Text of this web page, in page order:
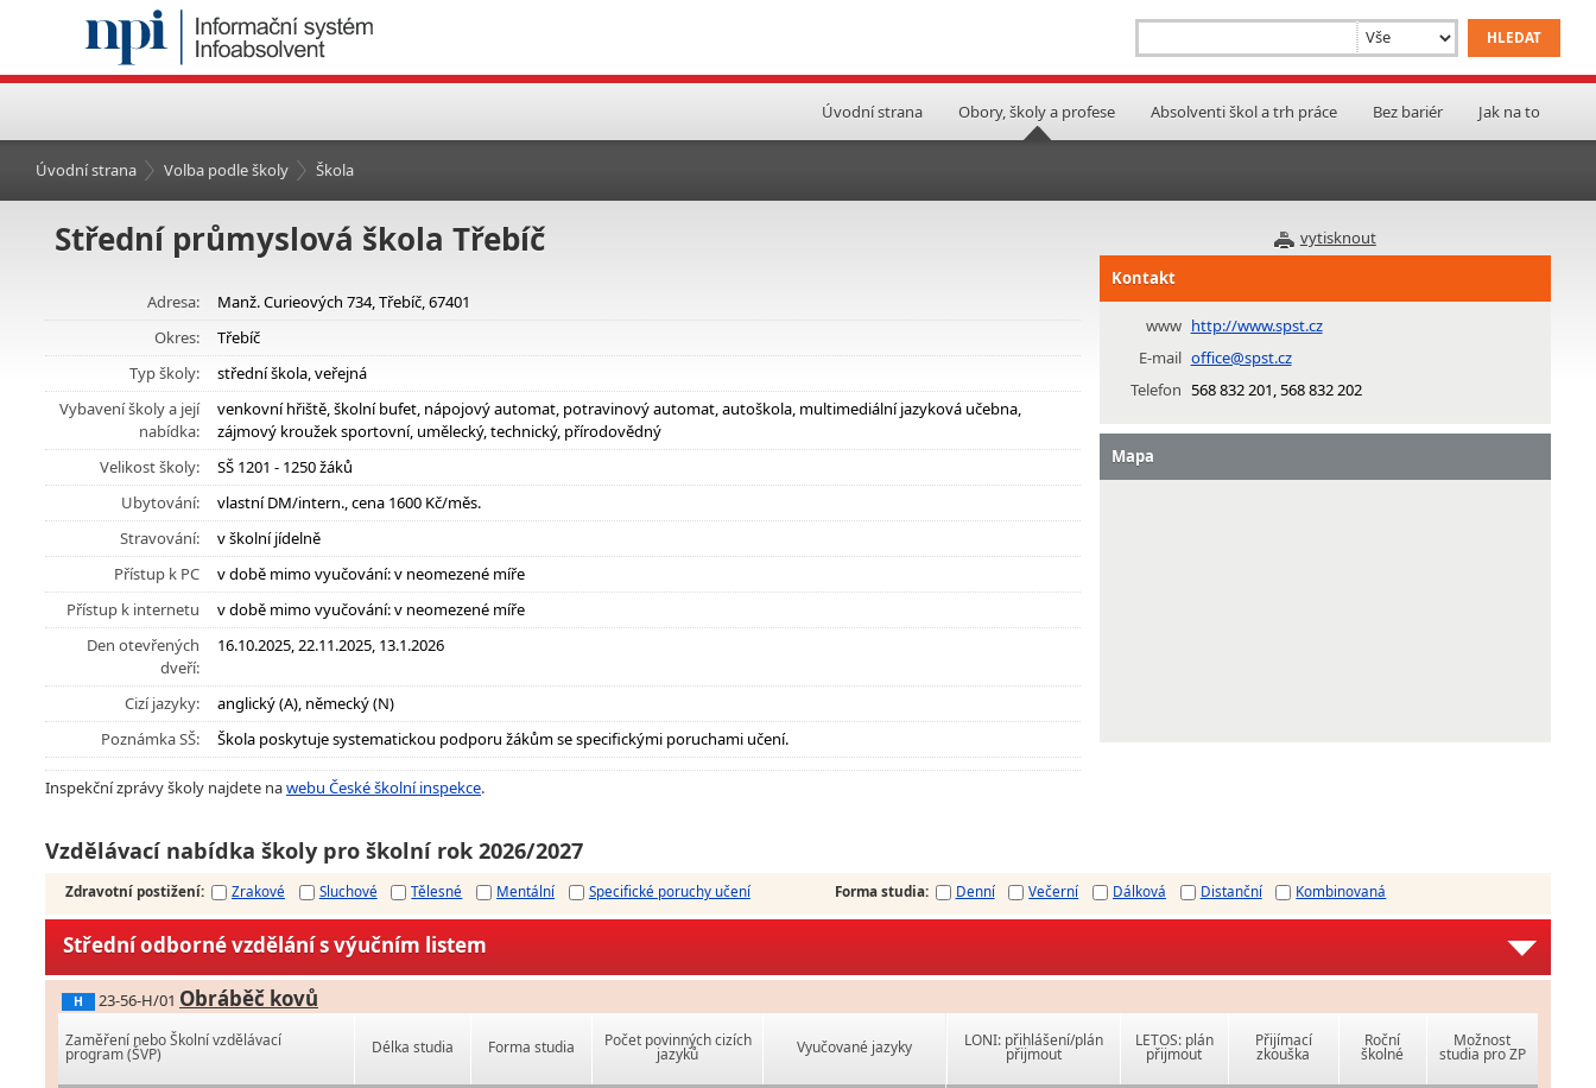
Úvodní strana Obory, školy a profese Absolventi škol a trh práce Bez bariér Jak na to
Úvodní strana Volba podle školy Škola
vytisknout
Střední průmyslová škola Třebíč
Adresa:
Manž. Curieových 734, Třebíč, 67401
Okres:
Třebíč
Typ školy:
střední škola, veřejná
Vybavení školy a její
nabídka:
venkovní hřiště, školní bufet, nápojový automat, potravinový automat, autoškola, multimediální jazyková učebna,
zájmový kroužek sportovní, umělecký, technický, přírodovědný
Velikost školy:
SŠ 1201 - 1250 žáků
Ubytování:
vlastní DM/intern., cena 1600 Kč/měs.
Stravování:
v školní jídelně
Přístup k PC
v době mimo vyučování: v neomezené míře
Přístup k internetu
v době mimo vyučování: v neomezené míře
Den otevřených
dveří:
16.10.2025, 22.11.2025, 13.1.2026
Cizí jazyky:
anglický (A), německý (N)
Poznámka SŠ:
Škola poskytuje systematickou podporu žákům se specifickými poruchami učení.
Inspekční zprávy školy najdete nawebu České školní inspekce.
Kontakt
www http://www.spst.cz
E-mail office@spst.cz
Telefon 568 832 201, 568 832 202
Mapa
Vzdělávací nabídka školy pro školní rok 2026/2027
Zdravotní postižení: Zrakové Sluchové Tělesné Mentální Specifické poruchy učení Forma studia: Denní Večerní Dálková Distanční Kombinovaná
Střední odborné vzdělání s výučním listem
H 23-56-H/01 Obráběč kovů
Zaměření nebo Školní vzdělávací
program (ŠVP) Délka studia Forma studia Počet povinných cizích
jazyků Vyučované jazyky LONI: přihlášení/plán
přijmout
LETOS: plán
přijmout
Přijímací
zkouška
Roční
školné
Možnost
studia pro ZP